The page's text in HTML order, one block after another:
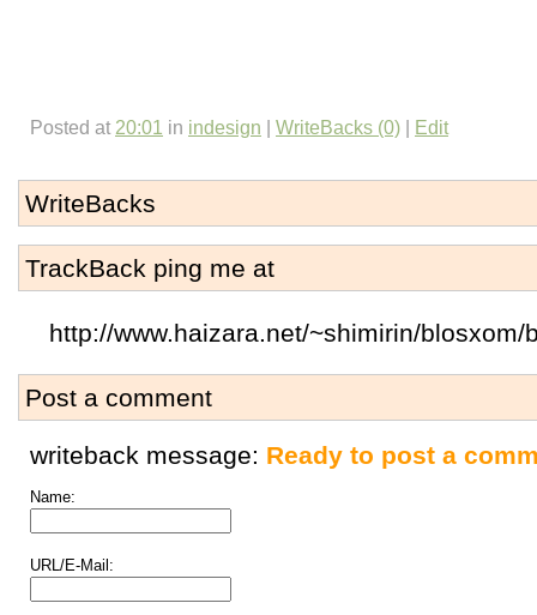
Posted at 20:01 in indesign | WriteBacks (0) | Edit
WriteBacks
TrackBack ping me at
http://www.haizara.net/~shimirin/
Post a comment
writeback message: Ready to post a
Name:
URL/E-Mail: